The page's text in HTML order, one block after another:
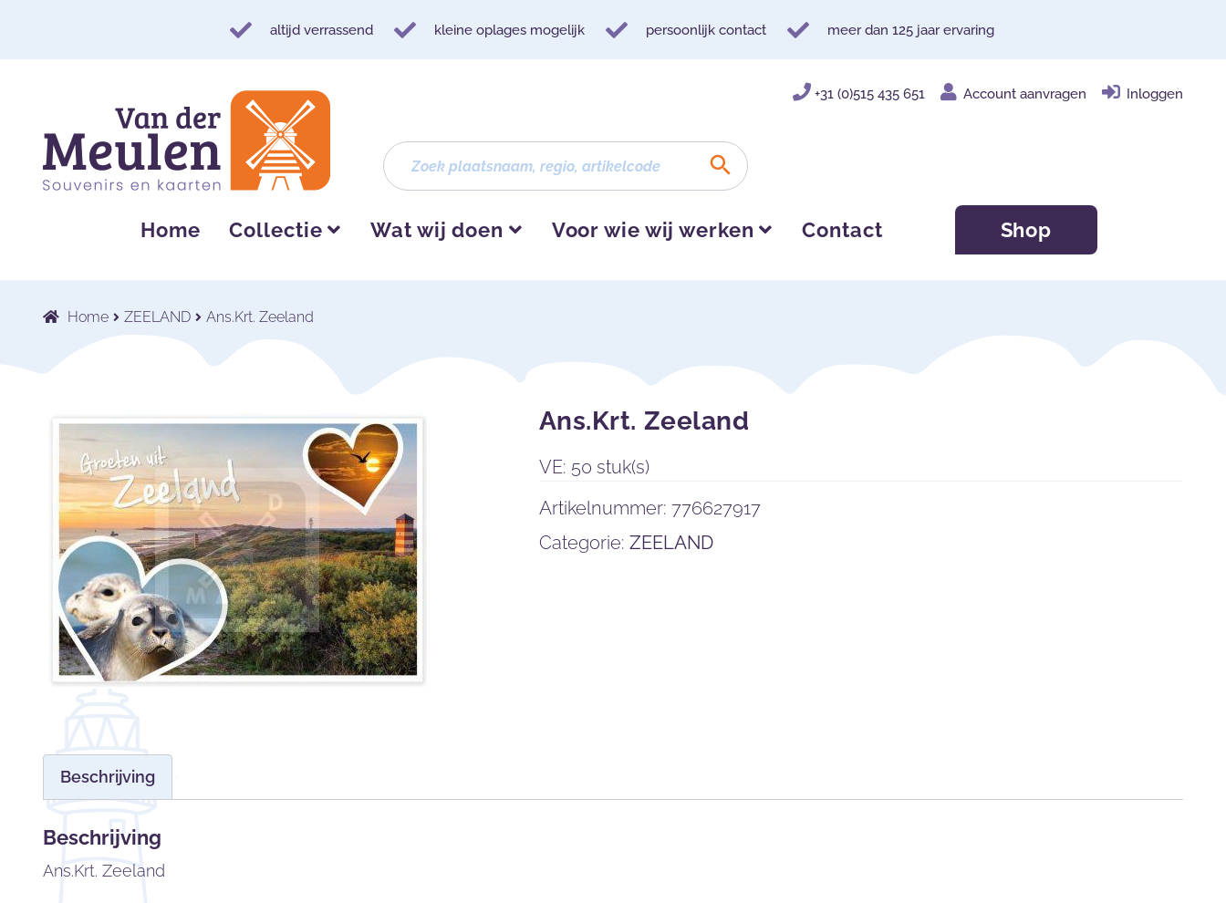
altijd verrassend kleine oplages mogelijk persoonlijk contact meer dan 125 jaar ervaring
navigatie
inhoud
+31 (0)515 435 651 Account aanvragen Inloggen
Home Collectie Wat wij doen Voor wie wij werken Contact Shop
Home ZEELAND Ans.Krt. Zeeland
Ans.Krt. Zeeland
VE: 50 stuk(s)
Artikelnummer: 776627917
Categorie: ZEELAND
Beschrijving
Beschrijving
Ans.Krt. Zeeland